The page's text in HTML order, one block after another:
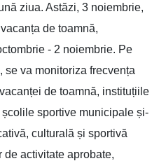
ziua. Astăzi, 3 noiembrie,
de toamnă,
- 2 noiembrie. Pe
se va monitoriza frecvența
de toamnă, instituțiile
sportive municipale și-
culturală și sportivă
activitate aprobate,